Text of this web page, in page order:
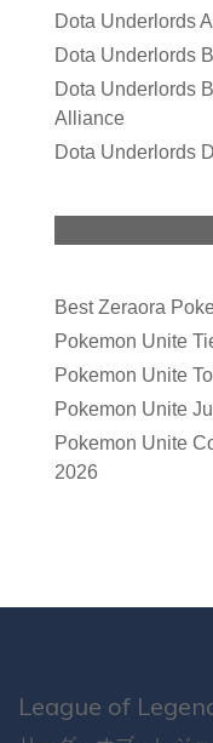
Dota Underlords
Dota Underlords
Dota Underlords
Alliance
Dota Underlords
Best Zeraora
Pokemon Unite
Pokemon Unite
Pokemon Unite
Pokemon Unite
2026
League of